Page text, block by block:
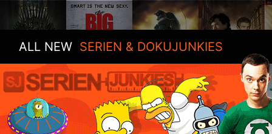
ALL NEW SERIEN & DOKUJUNKIES